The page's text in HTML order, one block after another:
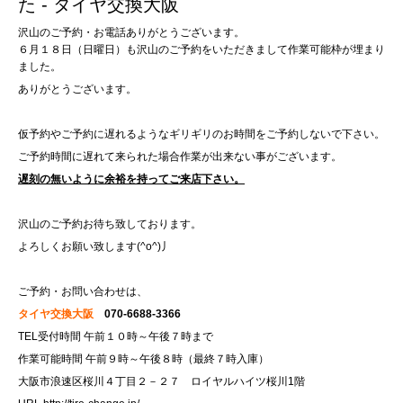
た - タイヤ交換大阪
沢山のご予約・お電話ありがとうございます。
６月１８日（日曜日）も沢山のご予約をいただきまして作業可能枠が埋まり
ました。
ありがとうございます。
仮予約やご予約に遅れるようなギリギリのお時間をご予約しないで下さい。
ご予約時間に遅れて来られた場合作業が出来ない事がございます。
遅刻の無いように余裕を持ってご来店下さい。
沢山のご予約お待ち致しております。
よろしくお願い致します(^o^)丿
ご予約・お問い合わせは、
タイヤ交換大阪 070-6688-3366
TEL受付時間 午前１０時～午後７時まで
作業可能時間 午前９時～午後８時（最終７時入庫）
大阪市浪速区桜川４丁目２－２７ ロイヤルハイツ桜川1階